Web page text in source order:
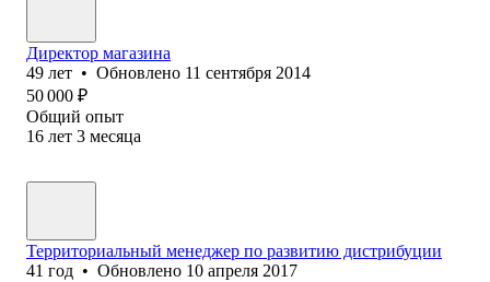
Директор магазина
49 лет • Обновлено 11 сентября 2014
50 000 ₽
Общий опыт
16 лет 3 месяца
Территориальный менеджер по развитию дистрибуции
41 год • Обновлено 10 апреля 2017